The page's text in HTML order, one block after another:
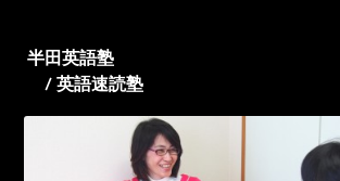
半田英語塾
/ 英語速読塾